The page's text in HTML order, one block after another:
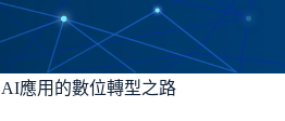
應用的數位轉型之路